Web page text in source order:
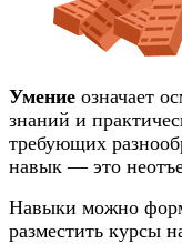
Умение означает
знаний и
требующих
навык — это
Навыки можно
разместить курсы